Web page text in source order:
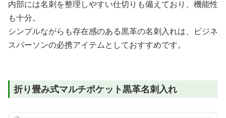
内部には名刺を整理しやすい仕切りも備えており、機能性
も十分。
シンプルながらも存在感のある黒革の名刺入れは、ビジネ
スパーソンの必携アイテムとしておすすめです。
折り畳み式マルチポケット黒革名刺入れ